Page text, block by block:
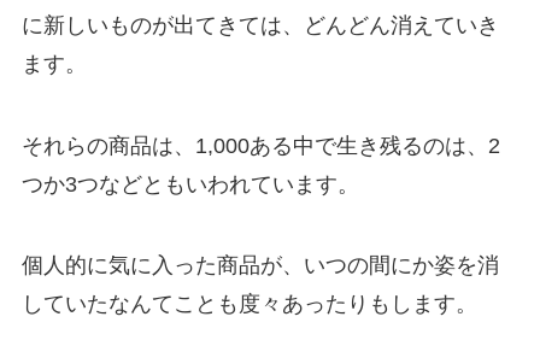
に新しいものが出てきては、どんどん消えていき
ます。
それらの商品は、1,000ある中で生き残るのは、2
つか3つなどともいわれています。
個人的に気に入った商品が、いつの間にか姿を消
していたなんてことも度々あったりもします。